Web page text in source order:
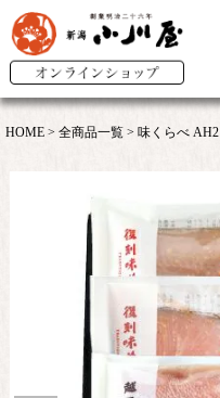
HOME 全商品一覧 味くらべ